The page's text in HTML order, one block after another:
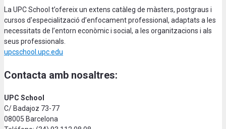
La UPC School t’ofereix un extens catàleg de màsters, postgraus i
cursos d'especialització d’enfocament professional, adaptats a les
necessitats de l’entorn econòmic i social, a les organitzacions i als
seus professionals.
upcschool.upc.edu
Contacta amb nosaltres:
UPC School
C/ Badajoz 73-77
08005 Barcelona